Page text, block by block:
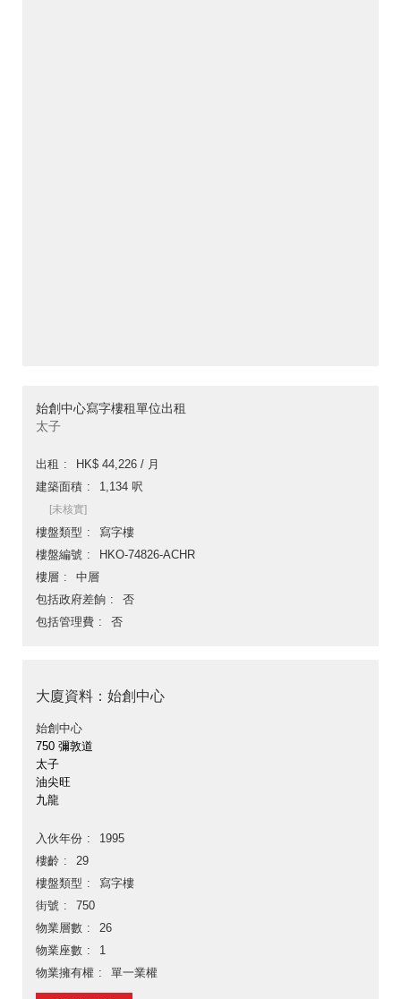
始創中心寫字樓租單位出租
太子
出租
HK$ 44,226 / 月
建築面積
1,134 呎
[未核實]
樓盤類型
寫字樓
樓盤編號
HKO-74826-ACHR
樓層
中層
包括政府差餉
否
包括管理費
否
大廈資料：始創中心
始創中心
750 彌敦道
太子
油尖旺
九龍
入伙年份
1995
樓齡
29
樓盤類型
寫字樓
街號
750
物業層數
26
物業座數
1
物業擁有權
單一業權